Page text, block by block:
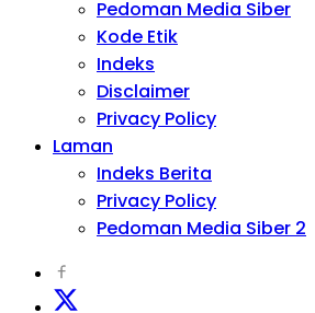
Pedoman Media Siber
Kode Etik
Indeks
Disclaimer
Privacy Policy
Laman
Indeks Berita
Privacy Policy
Pedoman Media Siber 2